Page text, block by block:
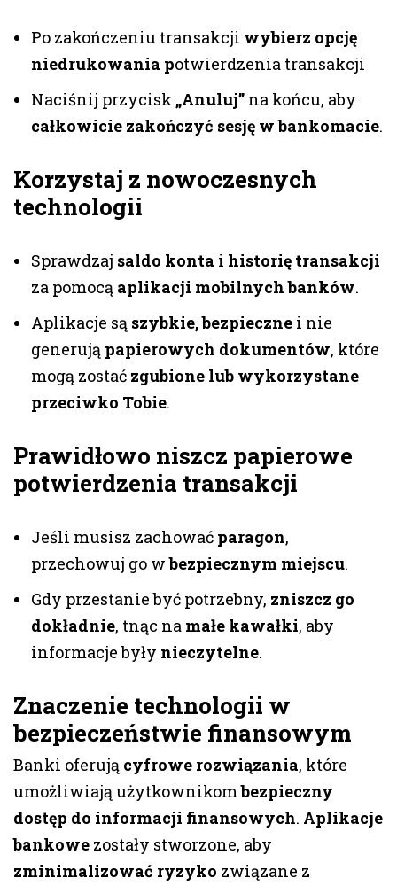
Po zakończeniu transakcji wybierz opcję
niedrukowania potwierdzenia transakcji
Naciśnij przycisk „Anuluj” na końcu, aby
całkowicie zakończyć sesję w bankomacie.
Korzystaj z nowoczesnych
technologii
Sprawdzaj saldo konta i historię transakcji
za pomocą aplikacji mobilnych banków.
Aplikacje są szybkie, bezpieczne i nie
generują papierowych dokumentów, które
mogą zostać zgubione lub wykorzystane
przeciwko Tobie.
Prawidłowo niszcz papierowe
potwierdzenia transakcji
Jeśli musisz zachować paragon,
przechowuj go wbezpiecznym miejscu.
Gdy przestanie być potrzebny, zniszcz go
dokładnie, tnąc na małe kawałki, aby
informacje były nieczytelne.
Znaczenie technologii w
bezpieczeństwie finansowym
Banki oferują cyfrowe rozwiązania, które
umożliwiają użytkownikombezpieczny
dostęp do informacji finansowych. Aplikacje
bankowe zostały stworzone, aby
zminimalizować ryzyko związane z